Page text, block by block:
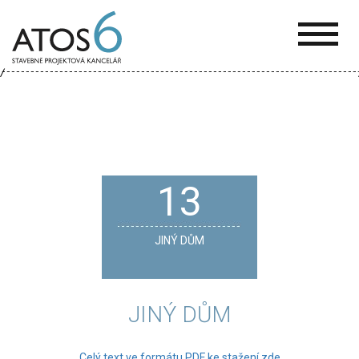
6
13
JINÝ DŮM
JINÝ DŮM